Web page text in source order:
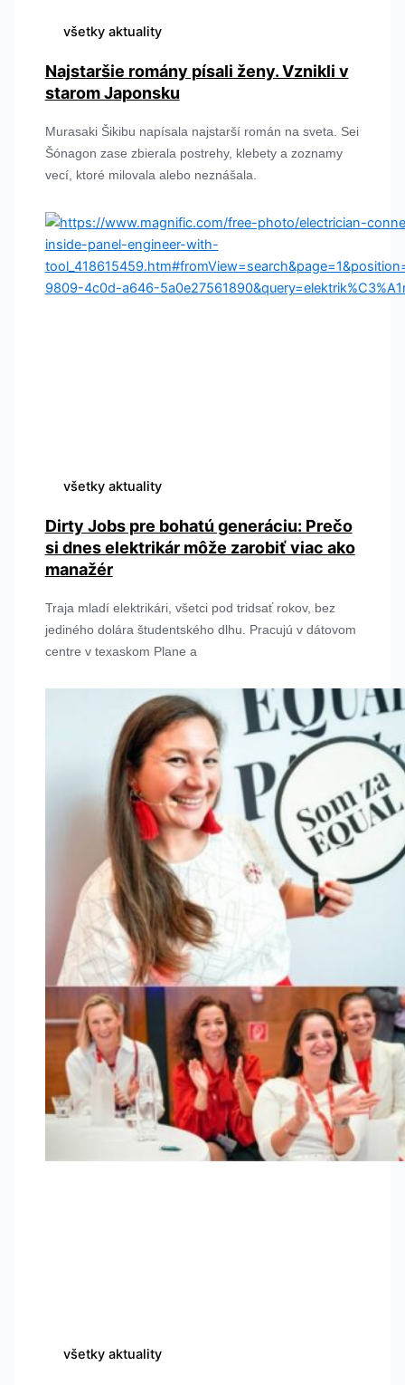
všetky aktuality
Najstaršie romány písali ženy. Vznikli v
starom Japonsku
Murasaki Šikibu napísala najstarší román na sveta. Sei
Šónagon zase zbierala postrehy, klebety a zoznamy
vecí, ktoré milovala alebo neznášala.
všetky aktuality
Dirty Jobs pre bohatú generáciu: Prečo
si dnes elektrikár môže zarobiť viac ako
manažér
Traja mladí elektrikári, všetci pod tridsať rokov, bez
jediného dolára študentského dlhu. Pracujú v dátovom
centre v texaskom Plane a
všetky aktuality